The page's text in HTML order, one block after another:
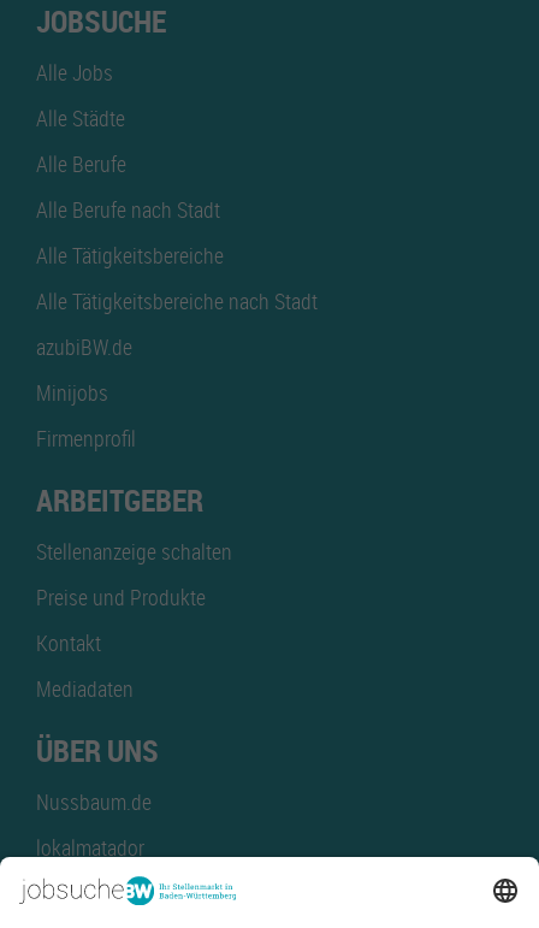
JOBSUCHE
Alle Jobs
Alle Städte
Alle Berufe
Alle Berufe nach Stadt
Alle Tätigkeitsbereiche
Alle Tätigkeitsbereiche nach Stadt
azubiBW.de
Minijobs
Firmenprofil
ARBEITGEBER
Stellenanzeige schalten
Preise und Produkte
Kontakt
Mediadaten
ÜBER UNS
Nussbaum.de
lokalmatador
kaufinBW